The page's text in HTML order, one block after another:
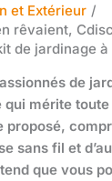
et Extérieur
rêvaient,
de jardinage
de
qui mérite
proposé,
sans fil et
que vous